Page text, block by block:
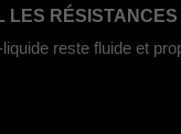
LES RÉSISTANCES
reste fluide et